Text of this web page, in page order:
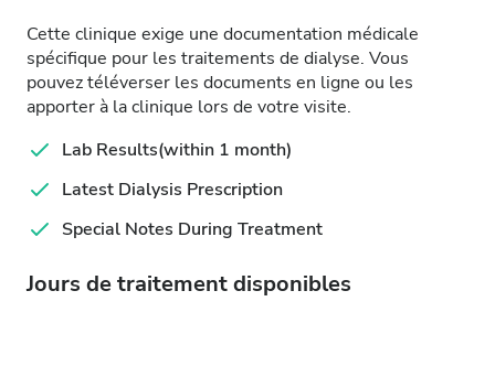
Cette clinique exige une documentation médicale
spécifique pour les traitements de dialyse. Vous
pouvez téléverser les documents en ligne ou les
apporter à la clinique lors de votre visite.
Lab Results(within 1 month)
Latest Dialysis Prescription
Special Notes During Treatment
Jours de traitement disponibles